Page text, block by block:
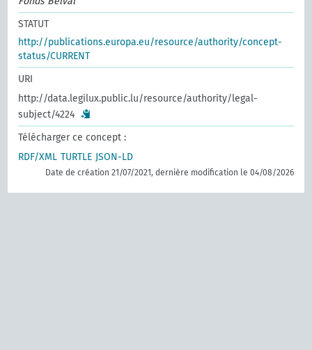
STATUT
http://publications.europa.eu/resource/authority/concept-
status/CURRENT
URI
http://data.legilux.public.lu/resource/authority/legal-
subject/4224
Télécharger ce concept :
RDF/XML TURTLE JSON-LD
Date de création 21/07/2021, dernière modification le 04/08/2026